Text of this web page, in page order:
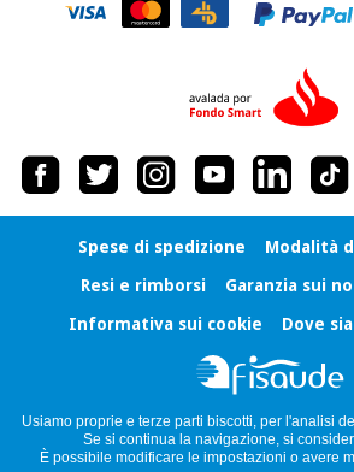
Spese di spedizione
Modalità
Resi e rimborsi
Garanzia sui
Informativa sui cookie
Dove
Usiamo proprie e terze parti biscotti, per l'analisi
Se si continua la navigazione, si
È possibile modificare le impostazioni o avere